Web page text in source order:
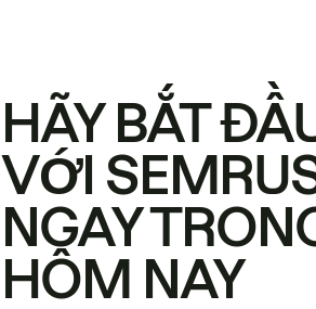
HÃY BẮT
VỚI
NGAY
HÔM NAY